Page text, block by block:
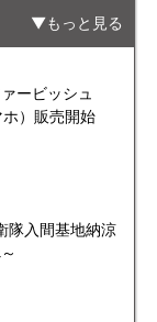
もっと見る
ービッシュ
）販売開始
隊入間基地納涼